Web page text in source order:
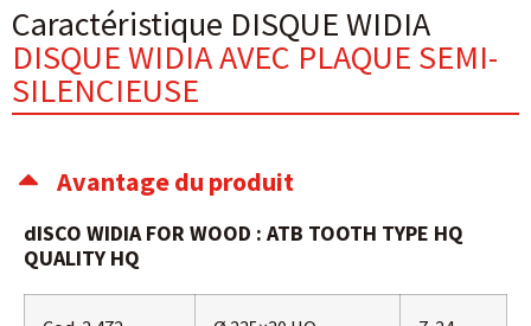
Caractéristique DISQUE WIDIA
DISQUE WIDIA AVEC PLAQUE SEMI-
SILENCIEUSE
Avantage du produit
dISCO WIDIA FOR WOOD : ATB TOOTH TYPE HQ
QUALITY HQ